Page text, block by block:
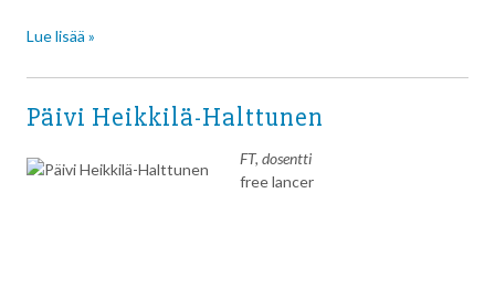
Lue lisää »
Päivi Heikkilä-Halttunen
FT, dosentti
free lancer